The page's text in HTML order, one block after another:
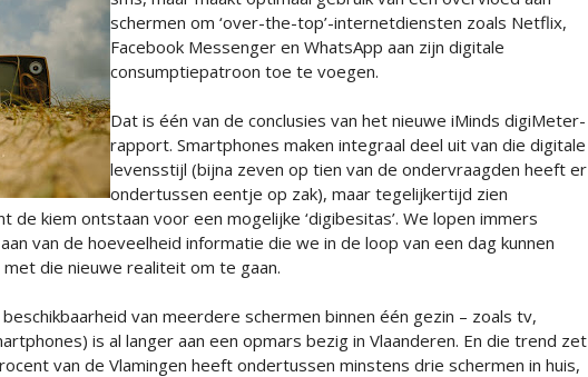
schermen om ‘over-the-top’-internetdiensten zoals Netflix,
Facebook Messenger en WhatsApp aan zijn digitale
consumptiepatroon toe te voegen.
Dat is één van de conclusies van het nieuwe iMinds digiMeter-
rapport. Smartphones maken integraal deel uit van die digitale
levensstijl (bijna zeven op tien van de ondervraagden heeft er
ondertussen eentje op zak), maar tegelijkertijd zien
de kiem ontstaan voor een mogelijke ‘digibesitas’. We lopen immers
van de hoeveelheid informatie die we in de loop van een dag kunnen
die nieuwe realiteit om te gaan.
van meerdere schermen binnen één gezin – zoals tv,
is al langer aan een opmars bezig in Vlaanderen. En die trend zet
van de Vlamingen heeft ondertussen minstens drie schermen in huis,